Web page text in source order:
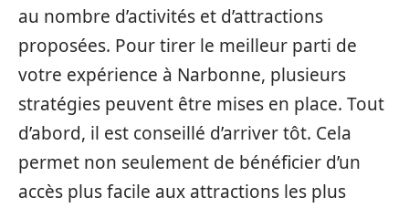
au nombre d’activités et d’attractions
proposées. Pour tirer le meilleur parti de
votre expérience à Narbonne, plusieurs
stratégies peuvent être mises en place. Tout
d’abord, il est conseillé d’arriver tôt. Cela
permet non seulement de bénéficier d’un
accès plus facile aux attractions les plus